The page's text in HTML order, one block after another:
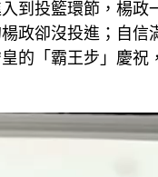
到投籃環節，楊政
政卻沒投進；自信
的「霸王步」慶祝